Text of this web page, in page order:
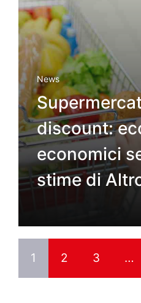
News
discount:
economici
stime di
1 2 3 …